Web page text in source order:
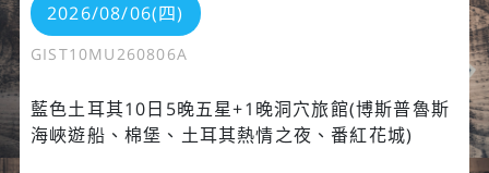
2026/08/06(四)
GIST10MU260806A
藍色土耳其10日5晚五星+1晚洞穴旅館(博斯普魯斯
海峽遊船、棉堡、土耳其熱情之夜、番紅花城)